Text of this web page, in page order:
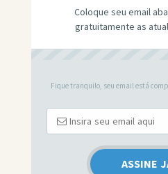
Coloque seu email
gratuitamente as
Fique tranquilo, seu email está